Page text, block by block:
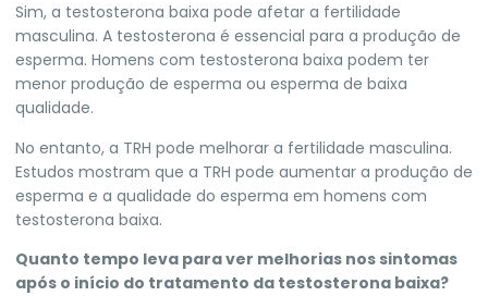
Sim, a testosterona baixa pode afetar a fertilidade
masculina. A testosterona é essencial para a produção de
esperma. Homens com testosterona baixa podem ter
menor produção de esperma ou esperma de baixa
qualidade.
No entanto, a TRH pode melhorar a fertilidade masculina.
Estudos mostram que a TRH pode aumentar a produção de
esperma e a qualidade do esperma em homens com
testosterona baixa.
Quanto tempo leva para ver melhorias nos sintomas
após o início do tratamento da testosterona baixa?